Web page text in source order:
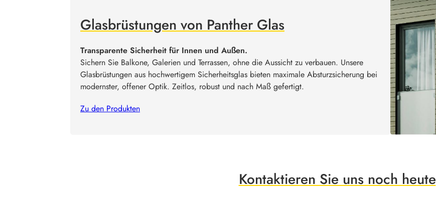
Glasbrüstungen von Panther Glas
Transparente Sicherheit für Innen und Außen.
Sichern Sie Balkone, Galerien und Terrassen, ohne die Aussicht zu verbauen. Unsere
Glasbrüstungen aus hochwertigem Sicherheitsglas bieten maximale Absturzsicherung bei
modernster, offener Optik. Zeitlos, robust und nach Maß gefertigt.
Zu den Produkten
Kontaktieren Sie uns noch heute